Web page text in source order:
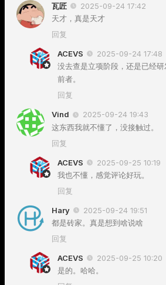
瓦匠
2025-09-24 17:42
天才，真是天才
回复
ACEVS
2025-09-24 17:48
没去查是立项阶段，还是已经
前者。
回复
Vind
2025-09-24 19:43
这东西我就不懂了，没接触过。
回复
ACEVS
2025-09-25 10:19
我也不懂，感觉评论好玩。
回复
Hary
2025-09-24 19:51
都是砖家。真是想到啥说啥
回复
ACEVS
2025-09-25 10:20
是的。哈哈。